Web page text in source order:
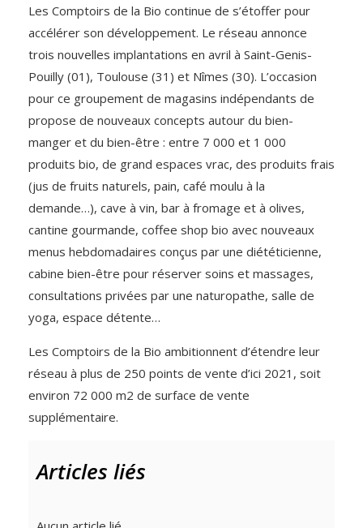
Les Comptoirs de la Bio continue de s’étoffer pour
accélérer son développement. Le réseau annonce
trois nouvelles implantations en avril à Saint-Genis-
Pouilly (01), Toulouse (31) et Nîmes (30). L’occasion
pour ce groupement de magasins indépendants de
propose de nouveaux concepts autour du bien-
manger et du bien-être : entre 7 000 et 1 000
produits bio, de grand espaces vrac, des produits frais
(jus de fruits naturels, pain, café moulu à la
demande…), cave à vin, bar à fromage et à olives,
cantine gourmande, coffee shop bio avec nouveaux
menus hebdomadaires conçus par une diététicienne,
cabine bien-être pour réserver soins et massages,
consultations privées par une naturopathe, salle de
yoga, espace détente…
Les Comptoirs de la Bio ambitionnent d’étendre leur
réseau à plus de 250 points de vente d’ici 2021, soit
environ 72 000 m2 de surface de vente
supplémentaire.
Articles liés